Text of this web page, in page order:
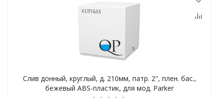
Слив донный, круглый, д. 210мм, патр. 2", плен. бас.,
бежевый ABS-пластик, для мод. Parker